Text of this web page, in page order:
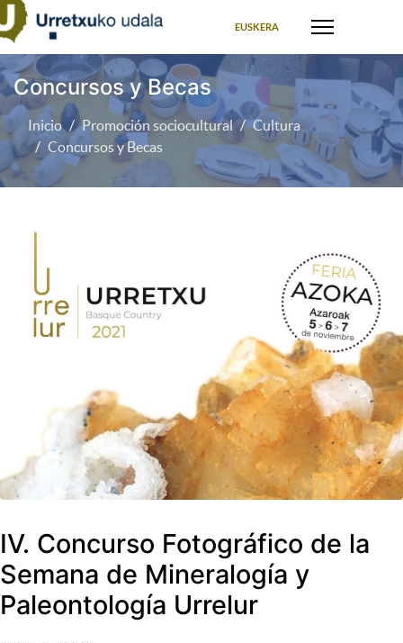
EUSKERA
Concursos y Becas
Inicio Promoción sociocultural
Cultura
Concursos y Becas
IV. Concurso Fotográfico de la
Semana de Mineralogía y
Paleontología Urrelur